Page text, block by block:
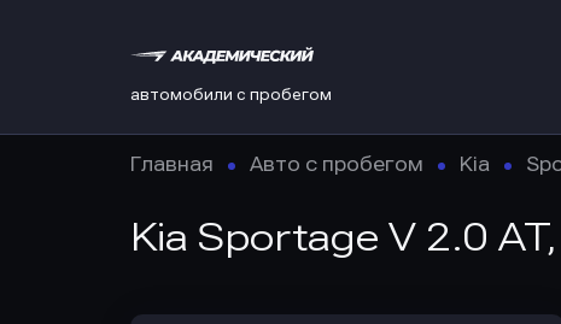
автомобили с пробегом
Главная Авто с пробегом Kia
Kia Sportage V 2.0